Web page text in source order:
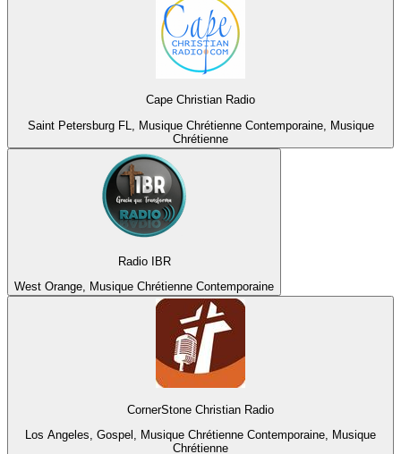
Cape Christian Radio
Saint Petersburg FL, Musique Chrétienne Contemporaine, Musique
Chrétienne
Radio IBR
West Orange, Musique Chrétienne Contemporaine
CornerStone Christian Radio
Los Angeles, Gospel, Musique Chrétienne Contemporaine, Musique
Chrétienne